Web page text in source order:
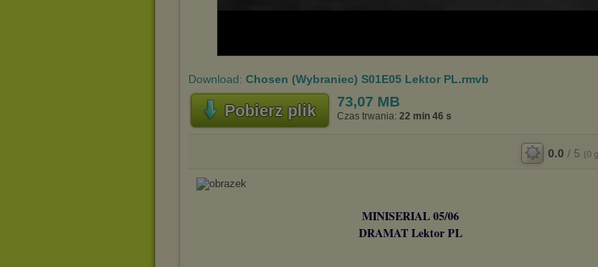
Download: Chosen (Wybraniec) S01E05 Lektor PL.rmvb
Pobierz plik 73,07 MB
Czas trwania: 22 min 46 s
0.0 / 5 (0
MINISERIAL 05/06
DRAMAT Lektor PL